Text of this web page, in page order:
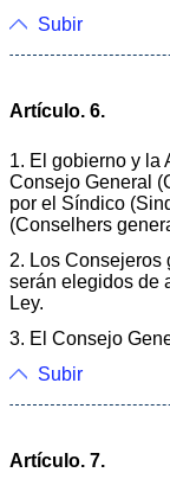
Subir
Artículo. 6.
1. El gobierno y la
Consejo General
por el Síndico
(Conselhers
2. Los Consejeros
serán elegidos de
Ley.
3. El Consejo
Subir
Artículo. 7.